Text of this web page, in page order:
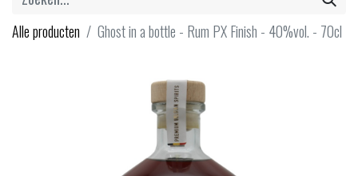
Alle producten Ghost in a bottle - Rum PX Finish - 40%vol. - 70cl